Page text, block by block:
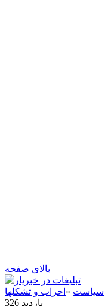
بالای صفحه
سیاست » احزاب و تشکلها
326 بازدید